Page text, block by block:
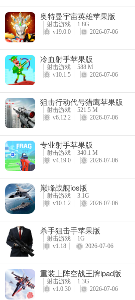
4、点击选项CHANGE LANGUAGE；
5、找到简体中文选择后点击CDNFIRM即
双人超跑是绝地求生2的全新载具，那么
下面就让小编为玩家带来新载具双人超跑
奥特曼宇宙英雄苹果版
射击游戏
1.8G
v19.0.0
2026-07-06
冷血射手苹果版
射击游戏
588 M
v10.1.5
2026-07-06
狙击行动代号猎鹰苹果版
射击游戏
521.5 M
v6.12.2
2026-07-06
专业射手苹果版
射击游戏
340.1 M
v4.19.0
2026-07-06
巅峰战舰ios版
射击游戏
3.1G
v10.1.2
2026-07-06
杀手狙击手苹果版
射击游戏
1G
v1.18
2026-07-06
重装上阵空战王牌ipad版
射击游戏
1.3G
v1.0.30
2026-07-06